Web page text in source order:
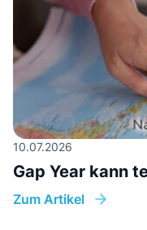
10.07.2026
Gap Year kann
Zum Artikel